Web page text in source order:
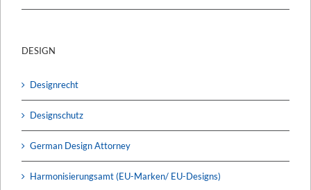
DESIGN
Designrecht
Designschutz
German Design Attorney
Harmonisierungsamt (EU-Marken/ EU-Designs)